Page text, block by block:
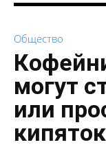
Общество
могут
или
кипяток